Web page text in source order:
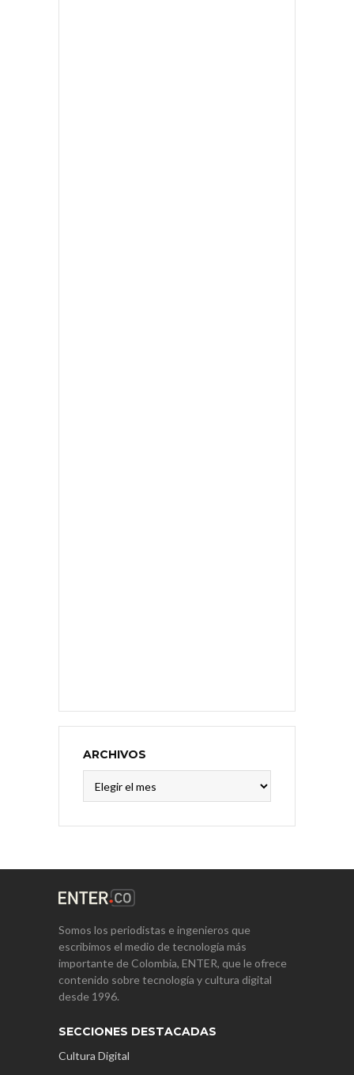
ARCHIVOS
Somos los periodistas e ingenieros que
escribimos el medio de tecnología más
importante de Colombia, ENTER, que le ofrece
contenido sobre tecnología y cultura digital
desde 1996.
SECCIONES DESTACADAS
Cultura Digital